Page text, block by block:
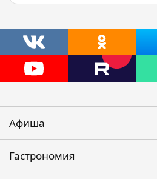
Афиша
Гастрономия